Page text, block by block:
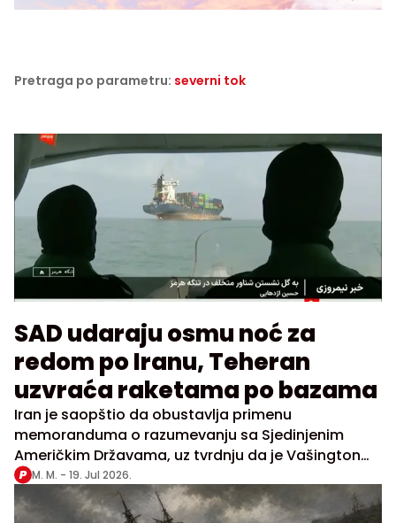
Pretraga po parametru: severni tok
SAD udaraju osmu noć za
redom po Iranu, Teheran
uzvraća raketama po bazama
Iran je saopštio da obustavlja primenu
memoranduma o razumevanju sa Sjedinjenim
Američkim Državama, uz tvrdnju da je Vašington
prekršio preuzete obaveze
M. M. - 19. Jul 2026.